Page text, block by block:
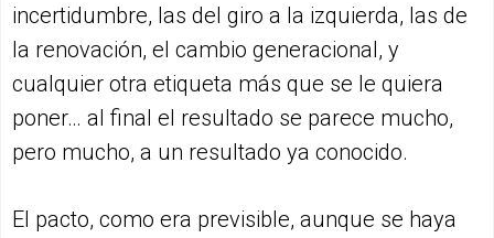
incertidumbre, las del giro a la izquierda, las de
la renovación, el cambio generacional, y
cualquier otra etiqueta más que se le quiera
poner… al final el resultado se parece mucho,
pero mucho, a un resultado ya conocido.
El pacto, como era previsible, aunque se haya